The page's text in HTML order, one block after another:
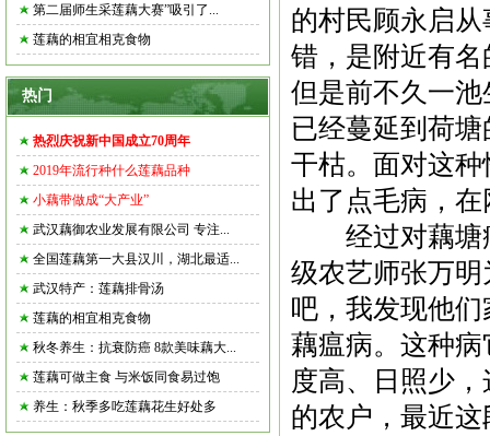
第二届师生采莲藕大赛”吸引了...
莲藕的相宜相克食物
热门
热烈庆祝新中国成立70周年
2019年流行种什么莲藕品种
小藕带做成“大产业”
武汉藕御农业发展有限公司 专注...
全国莲藕第一大县汉川，湖北最适...
武汉特产：莲藕排骨汤
莲藕的相宜相克食物
秋冬养生：抗衰防癌 8款美味藕大...
莲藕可做主食 与米饭同食易过饱
养生：秋季多吃莲藕花生好处多
的村民顾永启从
错，是附近有名
但是前不久一
已经蔓延到荷
干枯。面对这
出了点毛病，
经过对藕塘
级农艺师张万
吧，我发现他
藕瘟病。这种
度高、日照少
的农户，最近